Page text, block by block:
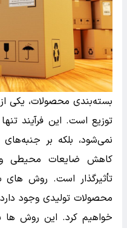
بسته‌بندی محصولات، یکی
توزیع است. این فرآیند
نمی‌شود، بلکه بر
کاهش ضایعات محیطی
تأثیرگذار است. روش های
محصولات تولیدی وجود دارد
خواهیم کرد. این روش